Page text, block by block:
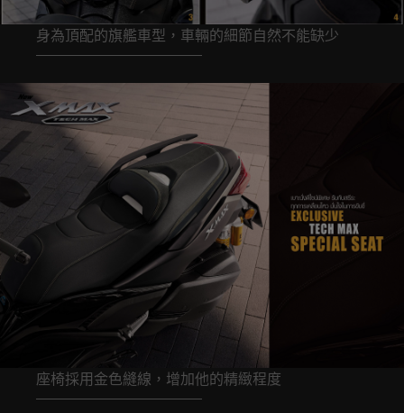
身為頂配的旗艦車型，車輛的細節自然不能缺少
座椅採用金色縫線，增加他的精緻程度